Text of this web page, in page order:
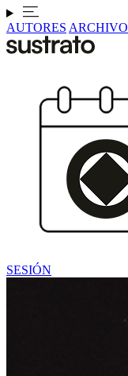
AUTORES ARCHIVO
SESIÓN